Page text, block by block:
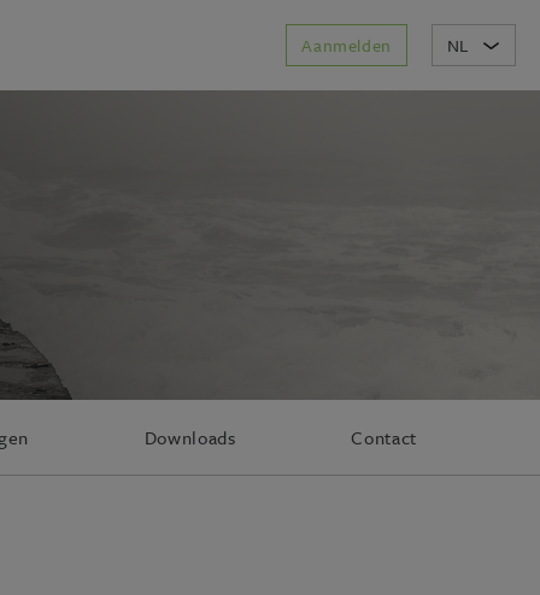
Aanmelden NL
Downloads Contact